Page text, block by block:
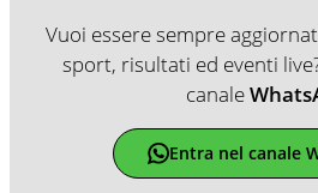
Vuoi essere sempre
sport, risultati ed eventi
canale
Entra nel canale